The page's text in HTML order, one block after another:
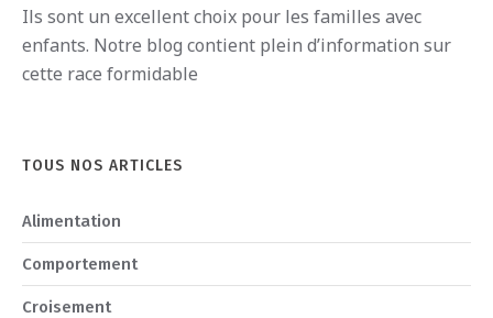
Ils sont un excellentchoix pour les familles avec
enfants. Notre blog contient plein d’information sur
cette race formidable
TOUS NOS ARTICLES
Alimentation
Comportement
Croisement